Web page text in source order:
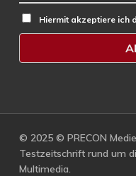
Hiermit akzeptiere ich
© 2025 © PRECON
Testzeitschrift rund um
Multimedia.